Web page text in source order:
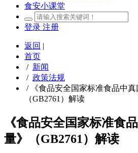
食安小课堂
登录 注册
返回 |
首页
/ 新闻
/ 政策法规
/
《食品安全国家标准食品中真
（GB2761）解读
《食品安全国家标准食
量》（GB2761）解读